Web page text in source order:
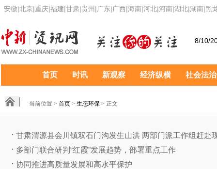
安徽|北京|重庆|福建|甘肃|贵州 |广东|广西|海南|河北|河南|湖北|湖南|黑
8/10/
首页 时讯 新观察 经济纵横 社会法治
当前位置 > 首页 > 生态环保 > 正文
甘肃渭源县会川镇双石门沟发生山洪 两部门派工作组赶赴
多部门联合研判“红霞”发展趋势，部署重点工作
协同推进高质量发展和高水平保护